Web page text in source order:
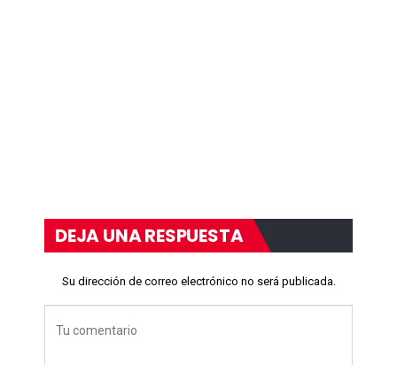
DEJA UNA RESPUESTA
Su dirección de correo electrónico no será publicada.